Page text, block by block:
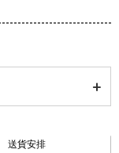
送貨安排